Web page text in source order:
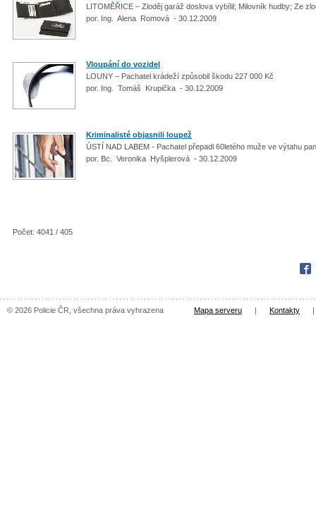
LITOMĚŘICE – Zloděj garáž doslova vybílil; Milovník hudby; Ze
por. Ing. Alena Romová - 30.12.2009
Vloupání do vozidel
LOUNY – Pachatel krádeží způsobil škodu 227 000 Kč
por. Ing. Tomáš Krupička - 30.12.2009
Kriminalisté objasnili loupež
ÚSTÍ NAD LABEM - Pachatel přepadl 60letého muže ve výtahu
por. Bc. Veronika Hyšplerová - 30.12.2009
Počet: 4041 / 405
© 2026 Policie ČR, všechna práva vyhrazena Mapa serveru | Kontakty |